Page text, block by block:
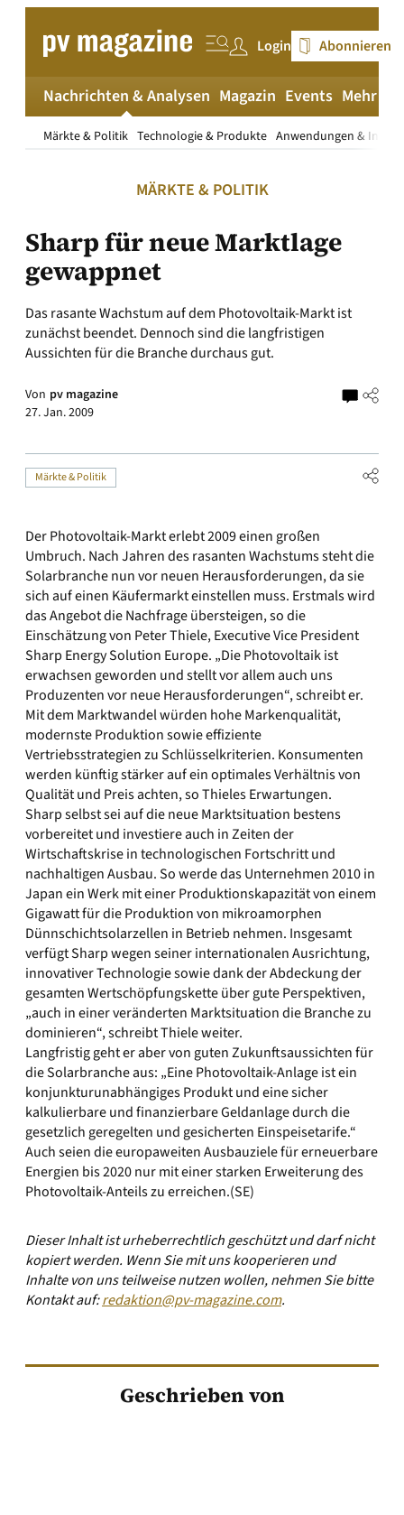
springen
Login Abonnieren
Nachrichten & Analysen
Märkte & Politik Technologie & Produkte Anwendungen &
Magazin Events Mehr
MÄRKTE & POLITIK
Sharp für neue Marktlage
gewappnet
Das rasante Wachstum auf dem Photovoltaik-Markt ist
zunächst beendet. Dennoch sind die langfristigen
Aussichten für die Branche durchaus gut.
Von pv magazine
27. Jan. 2009
Märkte & Politik
Der Photovoltaik-Markt erlebt 2009 einen großen
Umbruch. Nach Jahren des rasanten Wachstums steht die
Solarbranche nun vor neuen Herausforderungen, da sie
sich auf einen Käufermarkt einstellen muss. Erstmals wird
das Angebot die Nachfrage übersteigen, so die
Einschätzung von Peter Thiele, Executive Vice President
Sharp Energy Solution Europe. „Die Photovoltaik ist
erwachsen geworden und stellt vor allem auch uns
Produzenten vor neue Herausforderungen“, schreibt er.
Mit dem Marktwandel würden hohe Markenqualität,
modernste Produktion sowie effiziente
Vertriebsstrategien zu Schlüsselkriterien. Konsumenten
werden künftig stärker auf ein optimales Verhältnis von
Qualität und Preis achten, so Thieles Erwartungen.
Sharp selbst sei auf die neue Marktsituation bestens
vorbereitet und investiere auch in Zeiten der
Wirtschaftskrise in technologischen Fortschritt und
nachhaltigen Ausbau. So werde das Unternehmen 2010 in
Japan ein Werk mit einer Produktionskapazität von einem
Gigawatt für die Produktion von mikroamorphen
Dünnschichtsolarzellen in Betrieb nehmen. Insgesamt
verfügt Sharp wegen seiner internationalen Ausrichtung,
innovativer Technologie sowie dank der Abdeckung der
gesamten Wertschöpfungskette über gute Perspektiven,
„auch in einer veränderten Marktsituation die Branche zu
dominieren“, schreibt Thiele weiter.
Langfristig geht er aber von guten Zukunftsaussichten für
die Solarbranche aus: „Eine Photovoltaik-Anlage ist ein
konjunkturunabhängiges Produkt und eine sicher
kalkulierbare und finanzierbare Geldanlage durch die
gesetzlich geregelten und gesicherten Einspeisetarife.“
Auch seien die europaweiten Ausbauziele für erneuerbare
Energien bis 2020 nur mit einer starken Erweiterung des
Photovoltaik-Anteils zu erreichen.(SE)
Dieser Inhalt ist urheberrechtlich geschützt und darf nicht
kopiert werden. Wenn Sie mit uns kooperieren und
Inhalte von uns teilweise nutzen wollen, nehmen Sie bitte
Kontakt auf:redaktion@pv-magazine.com.
Geschrieben von